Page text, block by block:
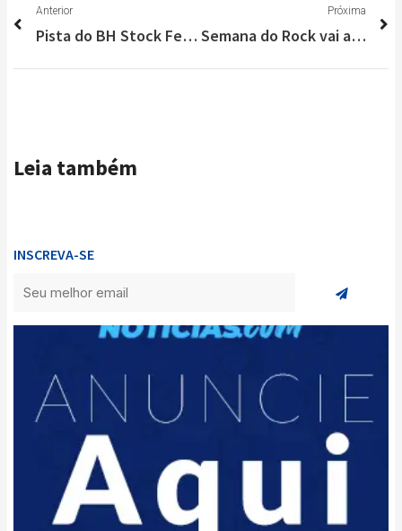
Anterior
Pista do BH Stock Festival começa a ser montada no entorno do Mineirão
Próxima
Semana do Rock vai agitar Santa Luzia com programação de segunda a domingo
Leia também
INSCREVA-SE